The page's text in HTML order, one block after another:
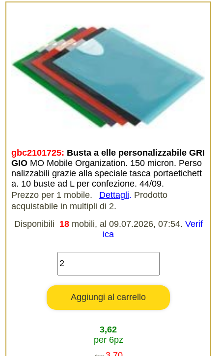
gbc2101725: Busta a elle personalizzabile GRI
GIO MO Mobile Organization. 150 micron. Perso
nalizzabili grazie alla speciale tasca portaetichett
a. 10 buste ad L per confezione. 44/09.
Prezzo per 1 mobile.
Dettagli. Prodotto
acquistabile in multipli di 2.
Disponibili 18 mobili, al 09.07.2026, 07:54. Verif
ica
3,62
per 6pz